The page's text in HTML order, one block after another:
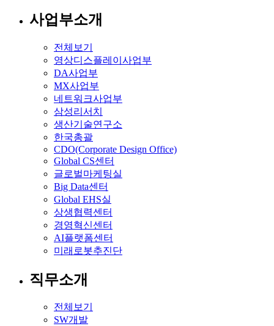
사업부소개
전체보기
영상디스플레이사업부
DA사업부
MX사업부
네트워크사업부
삼성리서치
생산기술연구소
한국총괄
CDO(Corporate Design Office)
Global CS센터
글로벌마케팅실
Big Data센터
Global EHS실
상생협력센터
경영혁신센터
AI플랫폼센터
미래로봇추진단
직무소개
전체보기
SW개발